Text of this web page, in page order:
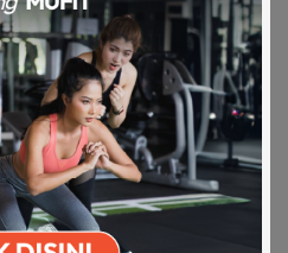
Get it on Play
Store